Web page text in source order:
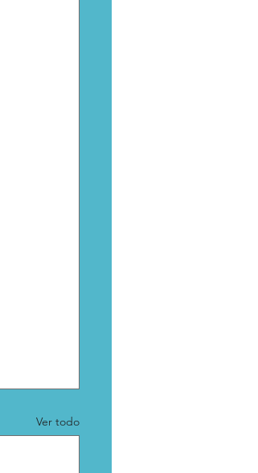
Ver todo